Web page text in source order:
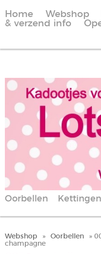
Home Webshop
& verzend info
Oorbellen Kettingen
Webshop » Oorbellen
»
champagne